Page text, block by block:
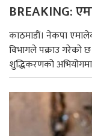
BREAKING:
काठमाडाैं। नेकपा
विभागले पक्राउ गरेको
शुद्धिकरणको